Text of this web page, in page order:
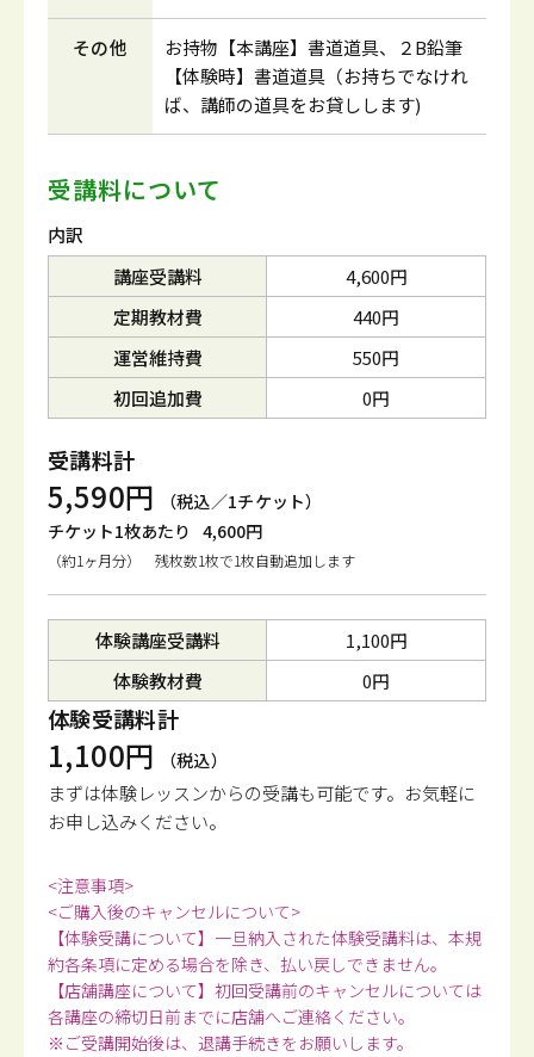
その他
お持物【本講座】書道道具、２B鉛筆
【体験時】書道道具（お持ちでなけれ
ば、講師の道具をお貸しします)
受講料について
内訳
講座受講料
4,600円
定期教材費
440円
運営維持費
550円
初回追加費
0円
受講料計
5,590円
（税込／1チケット）
チケット1枚あたり 4,600円
（約1ヶ月分） 残枚数1枚で1枚自動追加します
体験講座受講料
1,100円
体験教材費
0円
体験受講料計
1,100円 （税込）
まずは体験レッスンからの受講も可能です。 お気軽に
お申し込みください。
<注意事項>
<ご購入後のキャンセルについて>
【体験受講について】一旦納入された体験受講料は、本規
約各条項に定める場合を除き、払い戻しできません。
【店舗講座について】初回受講前のキャンセルについては
各講座の締切日前までに店舗へご連絡ください。
※ご受講開始後は、退講手続きをお願いします。